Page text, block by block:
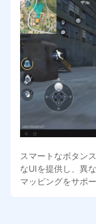
スマートなボタン
なUIを提供し、異
マッピングをサポ